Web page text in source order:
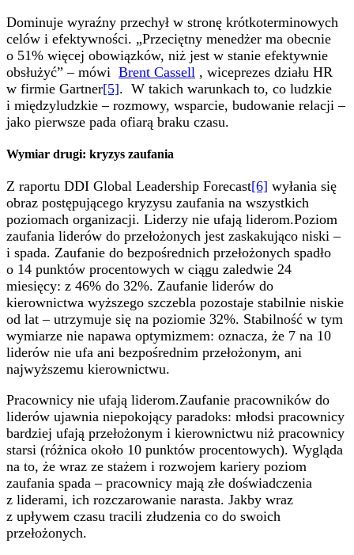
Dominuje wyraźny przechył w stronę krótkoterminowych
celów i efektywności. „Przeciętny menedżer ma obecnie
o 51% więcej obowiązków, niż jest w stanie efektywnie
obsłużyć” – mówi Brent Cassell , wiceprezes działu HR
w firmie Gartner[5]. W takich warunkach to, co ludzkie
i międzyludzkie – rozmowy, wsparcie, budowanie relacji –
jako pierwsze pada ofiarą braku czasu.
Wymiar drugi: kryzys zaufania
Z raportu DDI Global Leadership Forecast[6] wyłania się
obraz postępującego kryzysu zaufania na wszystkich
poziomach organizacji. Liderzy nie ufają liderom.Poziom
zaufania liderów do przełożonych jest zaskakująco niski –
i spada. Zaufanie do bezpośrednich przełożonych spadło
o 14 punktów procentowych w ciągu zaledwie 24
miesięcy: z 46% do 32%. Zaufanie liderów do
kierownictwa wyższego szczebla pozostaje stabilnie niskie
od lat – utrzymuje się na poziomie 32%. Stabilność w tym
wymiarze nie napawa optymizmem: oznacza, że 7 na 10
liderów nie ufa ani bezpośrednim przełożonym, ani
najwyższemu kierownictwu.
Pracownicy nie ufają liderom.Zaufanie pracowników do
liderów ujawnia niepokojący paradoks: młodsi pracownicy
bardziej ufają przełożonym i kierownictwu niż pracownicy
starsi (różnica około 10 punktów procentowych). Wygląda
na to, że wraz ze stażem i rozwojem kariery poziom
zaufania spada – pracownicy mają złe doświadczenia
z liderami, ich rozczarowanie narasta. Jakby wraz
z upływem czasu tracili złudzenia co do swoich
przełożonych.